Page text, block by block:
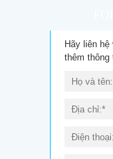
Hãy liên
thêm thông